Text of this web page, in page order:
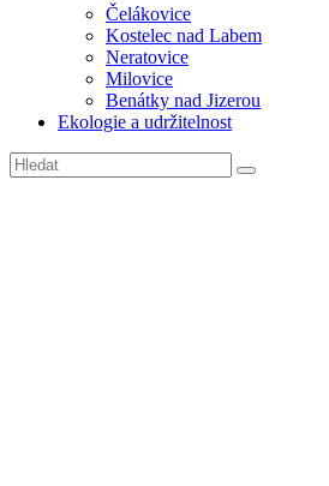
Čelákovice
Kostelec nad Labem
Neratovice
Milovice
Benátky nad Jizerou
Ekologie a udržitelnost